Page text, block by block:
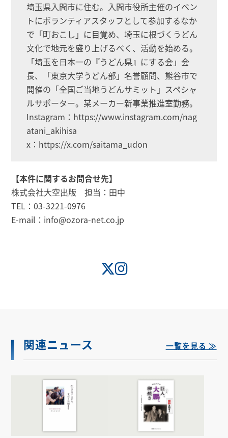
埼玉県入間市に住む。入間市役所主催のイベン
トにボランティアスタッフとして参加するなか
で「町おこし」に目覚め、埼玉に根づくうどん
文化で地元を盛り上げるべく、活動を始める。
「埼玉を日本一の『うどん県』にする会」会
長、「東京大学うどん部」名誉顧問、熊谷市で
開催の「全国ご当地うどんサミット」スペシャ
ルサポーター。某メーカー新事業推進室勤務。
Instagram：https://www.instagram.com/nag
atani_akihisa
x：https://x.com/saitama_udon
【本件に関するお問合せ先】
株式会社大空出版 担当：田中
TEL：03-3221-0976
E-mail：info@ozora-net.co.jp
関連ニュース 一覧を見る ≫